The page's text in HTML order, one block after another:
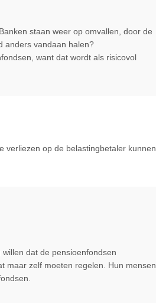
staan weer op omvallen, door de
anders vandaan halen?
want dat wordt als risicovol
verliezen op de belastingbetaler kunnen
dat de pensioenfondsen
maar zelf moeten regelen. Hun mensen